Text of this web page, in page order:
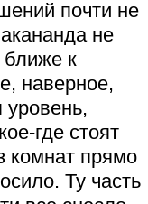
почти не
не
ближе к
наверное,
уровень,
где стоят
комнат прямо
Ту часть